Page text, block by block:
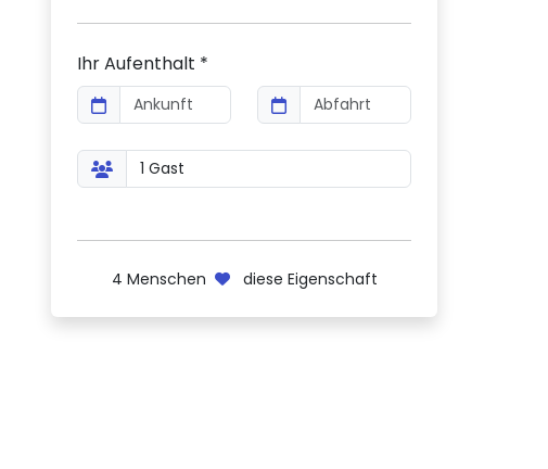
Ihr Aufenthalt *
4 Menschen diese Eigenschaft